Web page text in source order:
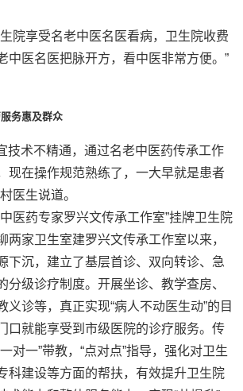
院享受名老中医名医看病，卫生院收费
中医名医把脉开方，看中医非常方便。”
务惠及群众
技术不精通，通过名老中医药传承工作
现在操作规范熟练了，一大早就是患者
医生说道。
医药专家罗兴文传承工作室”挂牌卫生院
两家卫生室建罗兴文传承工作室以来，
下沉，建立了基层首诊、双向转诊、急
分级诊疗制度。开展坐诊、教学查房、
义诊等，真正实现“病人不动医生动”的目
口就能享受到市级医院的诊疗服务。传
对一”带教，“点对点”指导，强化对卫生
科建设等方面的帮扶，有效提升卫生院